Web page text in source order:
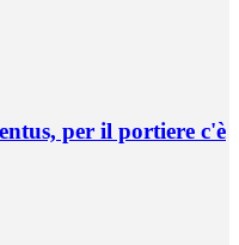
per il portiere c'è